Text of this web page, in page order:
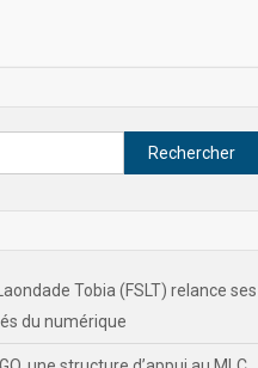
Tobia (FSLT) relance ses
du numérique